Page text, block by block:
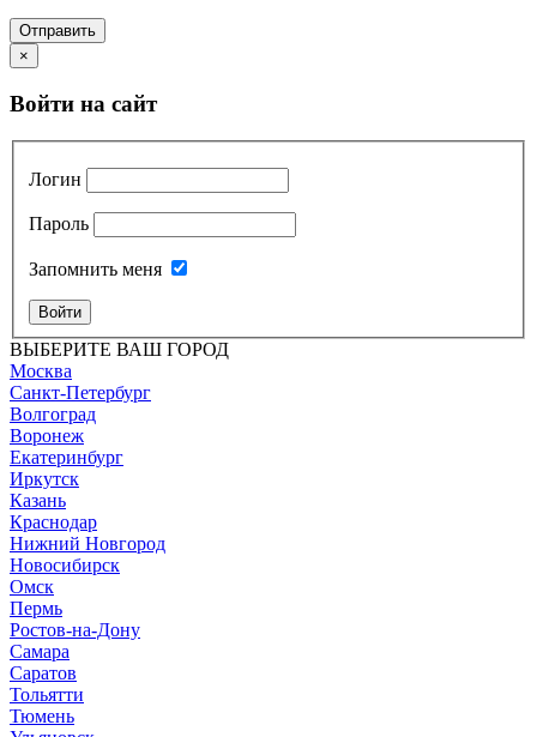
Отправить
×
Войти на сайт
Логин
Пароль
Запомнить меня
Войти
ВЫБЕРИТЕ ВАШ ГОРОД
Москва
Санкт-Петербург
Волгоград
Воронеж
Екатеринбург
Иркутск
Казань
Краснодар
Нижний Новгород
Новосибирск
Омск
Пермь
Ростов-на-Дону
Самара
Саратов
Тольятти
Тюмень